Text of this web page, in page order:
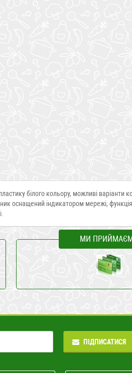
білого кольору, можливі варіанти
оснащений індикатором мережі,
МИ
ПІДПИСАТИСЯ